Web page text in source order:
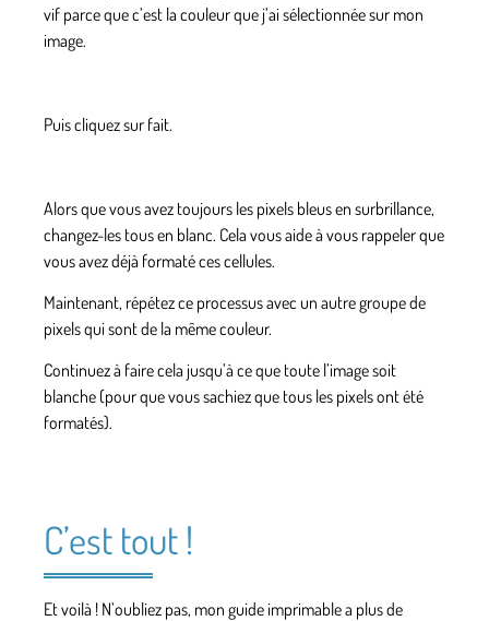
vif parce que c’est la couleur que j’ai sélectionnée sur mon
image.
Puis cliquez sur fait.
Alors que vous avez toujours les pixels bleus en surbrillance,
changez-les tous en blanc. Cela vous aide à vous rappeler que
vous avez déjà formaté ces cellules.
Maintenant, répétez ce processus avec un autre groupe de
pixels qui sont de la même couleur.
Continuez à faire cela jusqu’à ce que toute l’image soit
blanche (pour que vous sachiez que tous les pixels ont été
formatés).
C’est tout !
Et voilà ! N’oubliez pas, mon guide imprimable a plus de